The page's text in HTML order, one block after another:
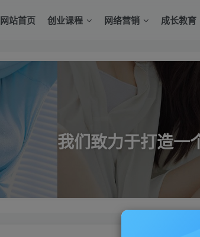
网站首页 创业课程 网络营销 成长教育
我们致力于打造一